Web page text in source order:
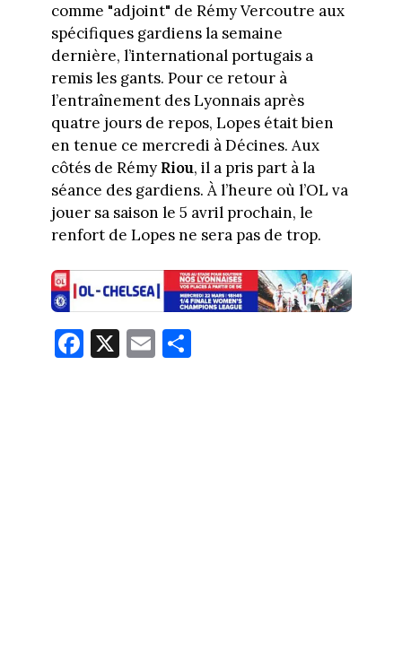
comme "adjoint" de Rémy Vercoutre aux
spécifiques gardiens la semaine
dernière, l’international portugais a
remis les gants. Pour ce retour à
l’entraînement des Lyonnais après
quatre jours de repos, Lopes était bien
en tenue ce mercredi à Décines. Aux
côtés de Rémy Riou, il a pris part à la
séance des gardiens. À l’heure où l’OL va
jouer sa saison le 5 avril prochain, le
renfort de Lopes ne sera pas de trop.
Fa
ce
X E
m
Pa